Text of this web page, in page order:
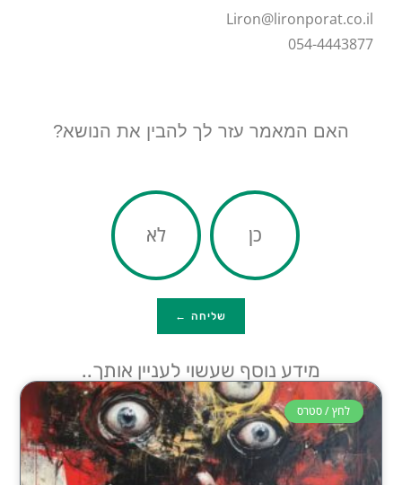
Liron@lironporat.co.il
054-4443877
האם המאמר עזר לך להבין את הנושא?
כן לא
שליחה ←
מידע נוסף שעשוי לעניין אותך..
לחץ / סטרס